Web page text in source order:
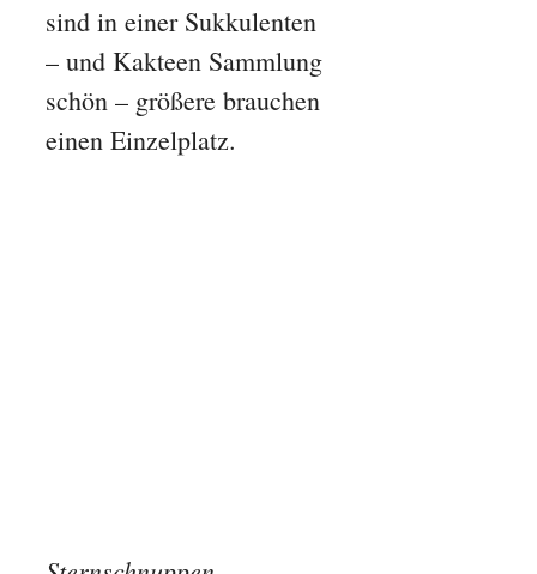
sind in einer Sukkulenten
– und Kakteen Sammlung
schön – größere brauchen
einen Einzelplatz.